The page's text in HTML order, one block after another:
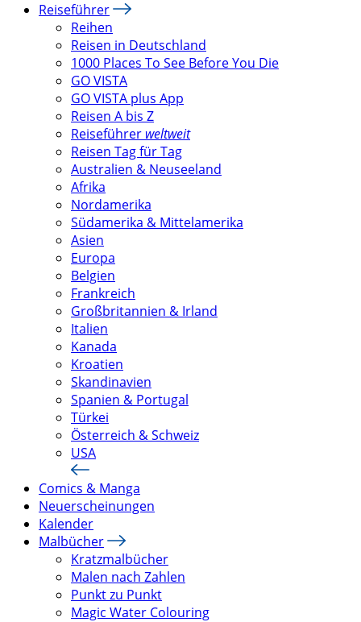
Reiseführer
Reihen
Reisen in Deutschland
1000 Places To See Before You Die
GO VISTA
GO VISTA plus App
Reisen A bis Z
Reiseführer weltweit
Reisen Tag für Tag
Australien & Neuseeland
Afrika
Nordamerika
Südamerika & Mittelamerika
Asien
Europa
Belgien
Frankreich
Großbritannien & Irland
Italien
Kanada
Kroatien
Skandinavien
Spanien & Portugal
Türkei
Österreich & Schweiz
USA
Comics & Manga
Neuerscheinungen
Kalender
Malbücher
Kratzmalbücher
Malen nach Zahlen
Punkt zu Punkt
Magic Water Colouring